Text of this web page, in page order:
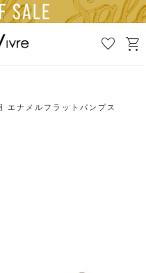
favorite shopping_cart
エナメルフラットパンプス